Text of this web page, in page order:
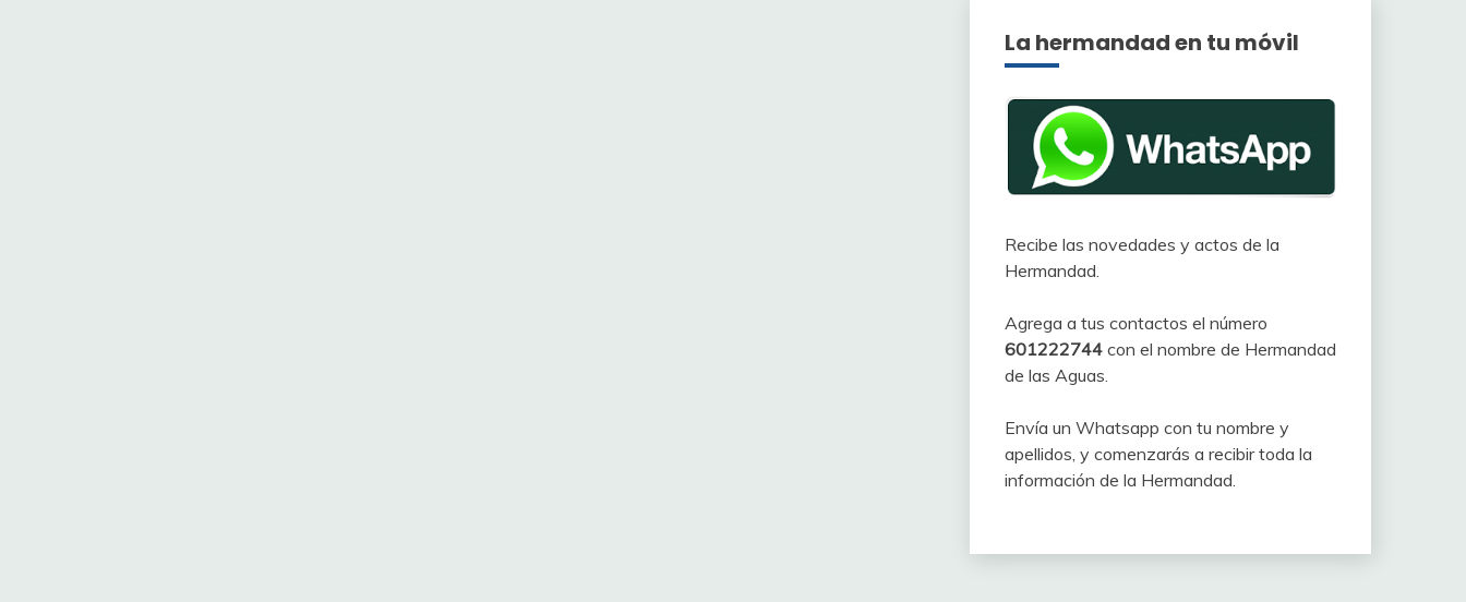
La hermandad en tu móvil
Recibe las novedades y actos de la
Hermandad.
Agrega a tus contactos el número
601222744con el nombre de Hermandad
de las Aguas.
Envía un Whatsapp con tu nombre y
apellidos, y comenzarás a recibir toda la
información de la Hermandad.